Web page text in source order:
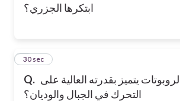
ابتكرها الجزري؟
Q. يتميز بقدرته العالية على
التحرك في الجبال والوديان؟
3
30 sec